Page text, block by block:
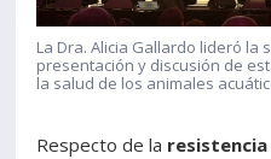
La Dra. Alicia Gallardo lideró la
presentación y discusión de
la salud de los animales
Respecto de la